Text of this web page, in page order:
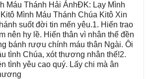
Máu Thánh Hải ÁnhĐK: Lạy Mình
Mình Máu Thánh Chúa Kitô Xin
suốt đời tin mến yêu.1. Hiến trao
nên hy lề. Hiến thân vì nhân thế đền
bánh rượu chính máu thân Ngài. Ôi
tình Chúa, xót thương nhân thế!2.
tình yêu cao quý. Lấy chi mà ân